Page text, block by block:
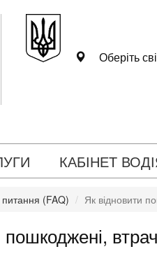
Оберіть
КАБІНЕТ
питання (FAQ) Як відновити